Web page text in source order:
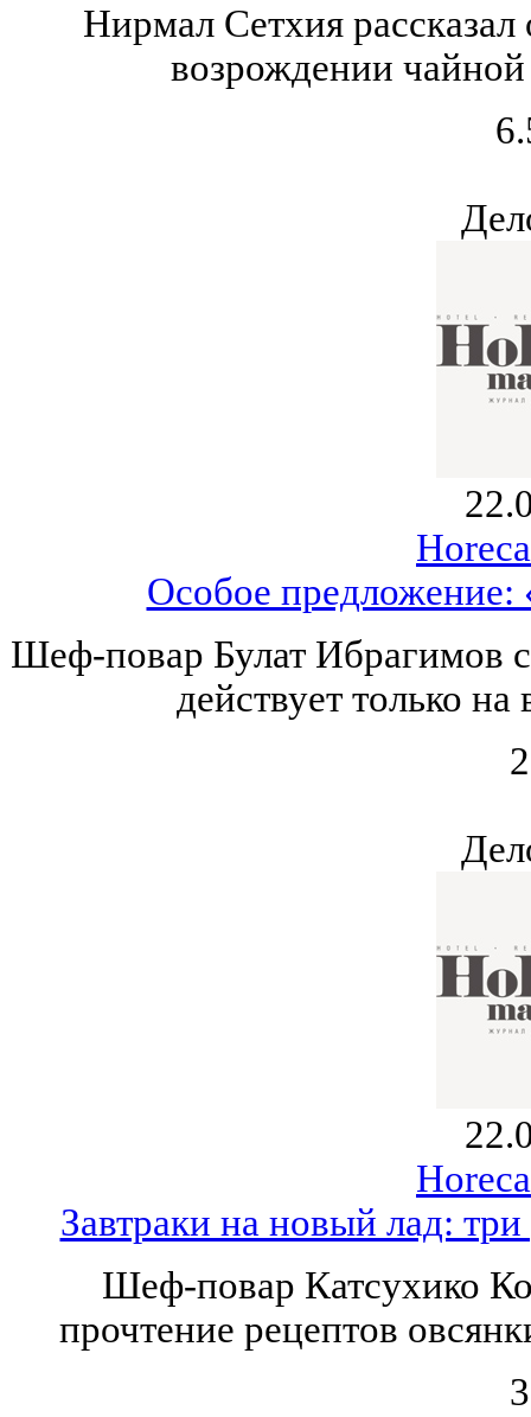
Нирмал Сетхия рассказал
возрождении
Особое
Шеф-повар Булат Ибрагимов
действует только
Завтраки на новый лад:
Шеф-повар Катсухико
прочтение рецептов